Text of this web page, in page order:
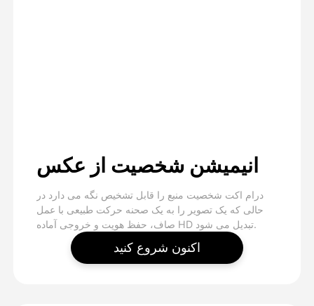
انیمیشن شخصیت از عکس
درام اکت شخصیت منبع را قابل تشخیص نگه می دارد در
حالی که یک تصویر را به یک صحنه حرکت طبیعی با عمل
صاف، حفظ هویت و خروجی آماده HD تبدیل می شود.
اکنون شروع کنید